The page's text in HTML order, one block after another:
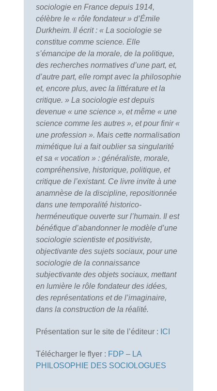
sociologie en France depuis 1914,
célèbre le « rôle fondateur » d’Émile
Durkheim. Il écrit : « La sociologie se
constitue comme science. Elle
s’émancipe de la morale, de la politique,
des recherches normatives d’une part, et,
d’autre part, elle rompt avec la philosophie
et, encore plus, avec la littérature et la
critique. » La sociologie est depuis
devenue « une science », et même « une
science comme les autres », et pour finir «
une profession ». Mais cette normalisation
mimétique lui a fait oublier sa singularité
et sa « vocation » : généraliste, morale,
compréhensive, historique, politique, et
critique de l’existant. Ce livre invite à une
anamnèse de la discipline, repositionnée
dans une temporalité historico-
herméneutique ouverte sur l’humain. Il est
bénéfique d’abandonner le modèle d’une
sociologie scientiste et positiviste,
objectivante des sujets sociaux, pour une
sociologie de la connaissance
subjectivante des objets sociaux, mettant
en lumière le rôle fondateur des idées,
des représentations et de l’imaginaire,
dans la construction de la réalité.
Présentation sur le site de l’éditeur : ICI
Télécharger le flyer : FDP – LA
PHILOSOPHIE DES SOCIOLOGUES